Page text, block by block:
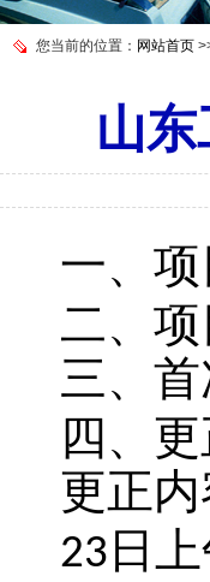
您当前的位置： 网站首页
山
一、 项
二、 项
三、
四、 更
更正
23 日